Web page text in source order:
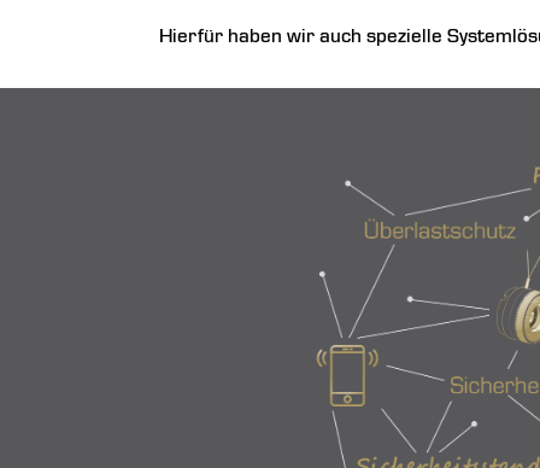
Hierfür haben wir auch spezielle